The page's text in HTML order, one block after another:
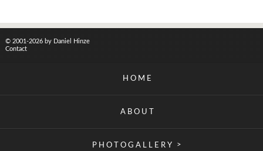
© 2001-2026 by Daniel Hinze
Contact
HOME
ABOUT
PHOTOGALLERY >